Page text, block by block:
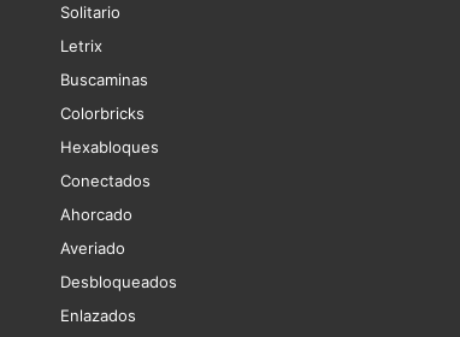
Solitario
Letrix
Buscaminas
Colorbricks
Hexabloques
Conectados
Ahorcado
Averiado
Desbloqueados
Enlazados